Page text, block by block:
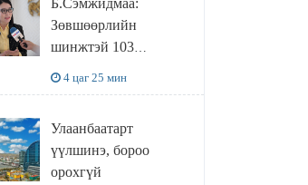
УУЛЗЛАА
Б.Сэмжидмаа:
Зөвшөөрлийн
шинжтэй 103
чөлөөллөө
4 цаг 25 мин
Улаанбаатарт
үүлшинэ, бороо
орохгүй